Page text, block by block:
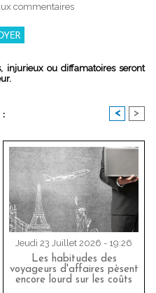
commentaires
injurieux ou diffamatoires seront
: < >
Jeudi 23 Juillet 2026 - 19:26
Les habitudes des
voyageurs d'affaires pèsent
encore lourd sur les coûts